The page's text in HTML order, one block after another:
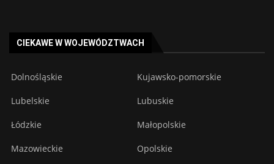
CIEKAWE W WOJEWÓDZTWACH
Dolnośląskie Kujawsko-pomorskie
Lubelskie Lubuskie
Łódzkie Małopolskie
Mazowieckie Opolskie